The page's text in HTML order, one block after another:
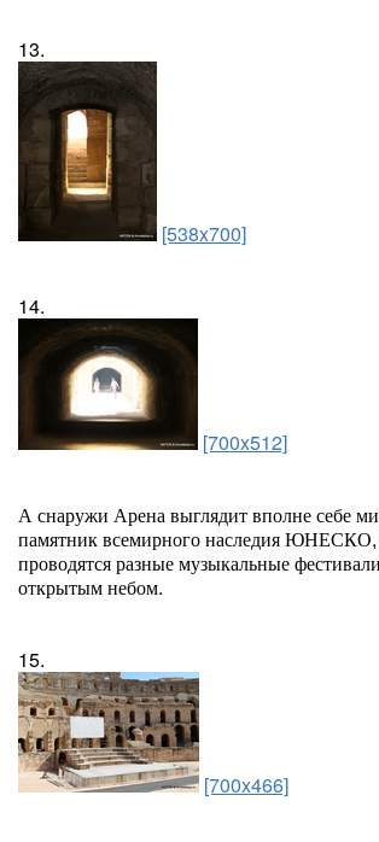
13.
[538x700]
14.
[700x512]
А снаружи Арена выглядит вполне себе
памятник всемирного наследия ЮНЕСКО,
проводятся разные музыкальные
открытым небом.
15.
[700x466]